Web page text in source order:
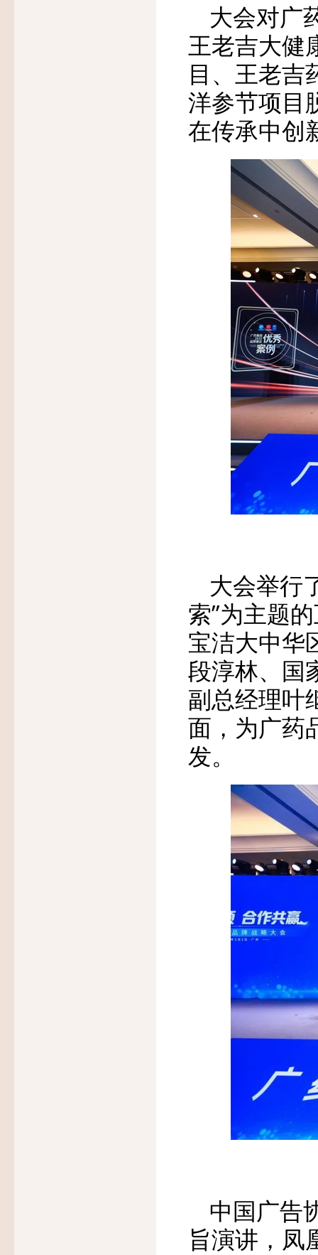
大会对广
王老吉大健
目、王老吉
洋参节项目
在传承中创
大会举行
索”为主题
宝洁大中华
段淳林、国
副总经理叶
面，为广药
发。
中国广告
旨演讲，凤